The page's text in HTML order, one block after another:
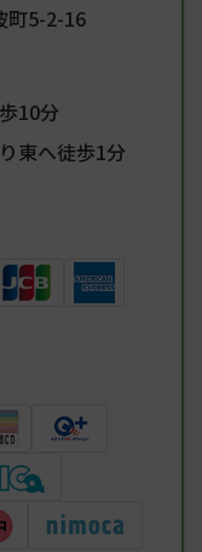
町5-2-16
10分
東へ徒歩1分